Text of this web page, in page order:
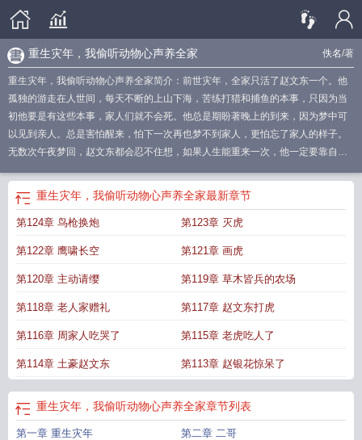
佚名/著
重生灾年，我偷听动物心声养全家
重生灾年，我偷听动物心声养全家简介：前世灾年，全家只活了赵文东一个。他
孤独的游走在人世间，每天不断的上山下海，苦练打猎和捕鱼的本事，只因为当
初他要是有这些本事，家人们就不会死。他总是期盼著晚上的到来，因为梦中可
以见到亲人。总是害怕醒来，怕下一次再也梦不到家人，更怕忘了家人的样子。
无数次午夜梦回，赵文东都会忍不住想，如果人生能重来一次，他一定要靠自己
到动物的心声.
我偷听动物心声养全家百度 我偷听动物心声养全家免费
我偷听动物心声养全家笔趣阁
声养全家最新章节笔趣阁
重生灾年我偷听动物心声养全家免费阅读
费阅读
我偷听动物心声养全家笔趣阁 我偷听动物心声养全家无弹窗免费
动物心声养全家_第268
我偷听动物心声养全家txt我偷听动物心声养全家精校
重生灾年，我偷听动物心声养全家最新章节
第124章 鸟枪换炮 第123章 灭虎
第122章 鹰啸长空 第121章 画虎
第120章 主动请缨 第119章 草木皆兵的农场
第118章 老人家赠礼 第117章 赵文东打虎
第116章 周家人吃哭了 第115章 老虎吃人了
第114章 土豪赵文东 第113章 赵银花惊呆了
重生灾年，我偷听动物心声养全家章节列表
第一章 重生灾年 第二章 二哥